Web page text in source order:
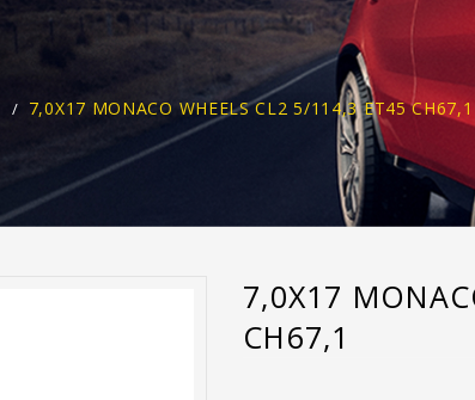
7,0X17 MONACO WHEELS CL2 5/114,3 ET45 CH67,1
7,0X17
CH67,1